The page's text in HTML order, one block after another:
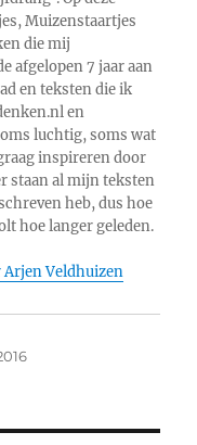
Muizenstaartjes
die mij
afgelopen 7 jaar aan
en teksten die ik
en
luchtig, soms wat
inspireren door
staan al mijn teksten
heb, dus hoe
hoe langer geleden.
Veldhuizen